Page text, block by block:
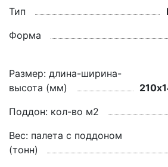
Тип
Форма
Размер: длина-ширина-
высота (мм)
Поддон: кол-во м2
Вес: палета с поддоном
(тонн)